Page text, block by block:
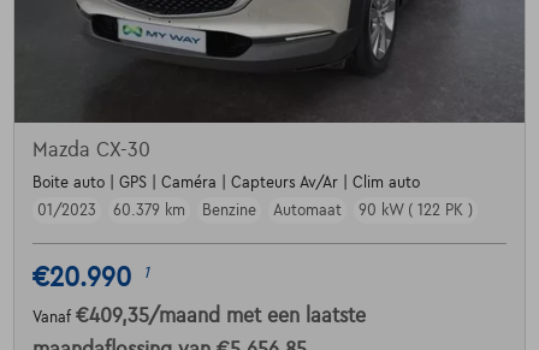
Mazda CX-30
Boite auto | GPS | Caméra | Capteurs Av/Ar | Clim auto
01/2023
60.379 km Benzine Automaat 90 kW ( 122 PK )
€20.990 1
Vanaf €409,35/maand met een laatste